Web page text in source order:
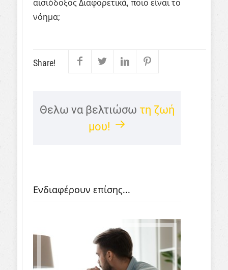
αισιόδοξος Διαφορετικά, ποιο είναι το
νόημα;
Share!
Θελω να βελτιώσω τη ζωή
μου!
Ενδιαφέρουν επίσης...